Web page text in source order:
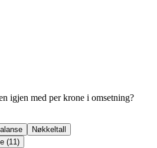
igjen med per krone i omsetning?
Nøkkeltall
(11)